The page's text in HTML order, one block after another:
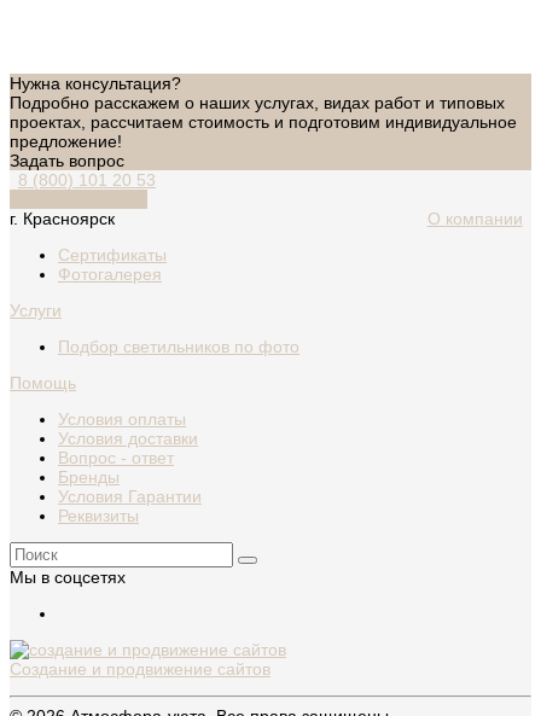
Нужна консультация?
Подробно расскажем о наших услугах, видах работ и типовых
проектах, рассчитаем стоимость и подготовим индивидуальное
предложение!
Задать вопрос
8 (800) 101 20 53
г. Красноярск
О компании
Сертификаты
Фотогалерея
Услуги
Подбор светильников по фото
Помощь
Условия оплаты
Условия доставки
Вопрос - ответ
Бренды
Условия Гарантии
Реквизиты
Мы в соцсетях
Создание и продвижение сайтов